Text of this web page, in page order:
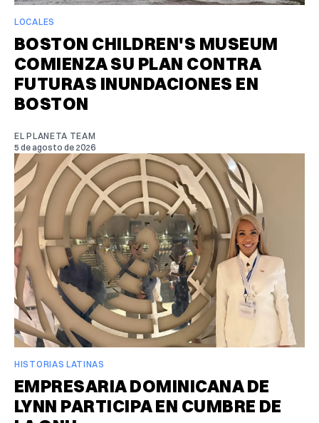
LOCALES
BOSTON CHILDREN'S MUSEUM
COMIENZA SU PLAN CONTRA
FUTURAS INUNDACIONES EN
BOSTON
EL PLANETA TEAM
5 de agosto de 2026
HISTORIAS LATINAS
EMPRESARIA DOMINICANA DE
LYNN PARTICIPA EN CUMBRE DE